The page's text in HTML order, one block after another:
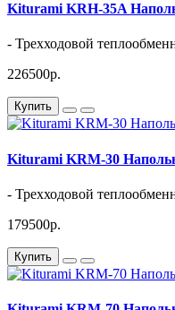
Kiturami KRH-35A
- Трехходовой
226500р.
Купить
Kiturami KRМ-30
- Трехходовой
179500р.
Купить